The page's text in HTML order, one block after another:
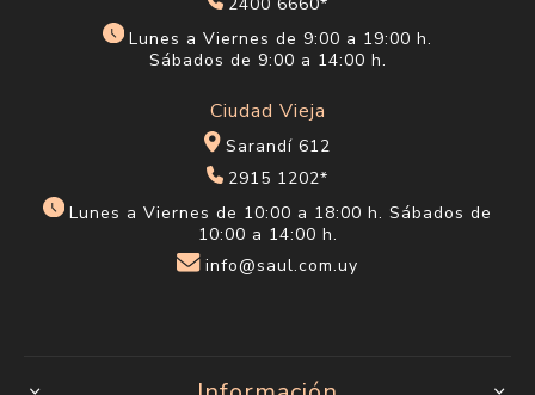
Lunes a Viernes de 9:00 a 19:00 h.
Sábados de 9:00 a 14:00 h.
Ciudad Vieja
Sarandí 612
2915 1202*
Lunes a Viernes de 10:00 a 18:00 h. Sábados de
10:00 a 14:00 h.
info@saul.com.uy